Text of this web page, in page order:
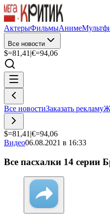
АктерыФильмыАниме
Все новости
$=81,41 |€=94,06
Все новостиЗаказать рекламу
$=81,41 |€=94,06
Видео06.08.2021 в 16:33
Все пасхалки 14 серии